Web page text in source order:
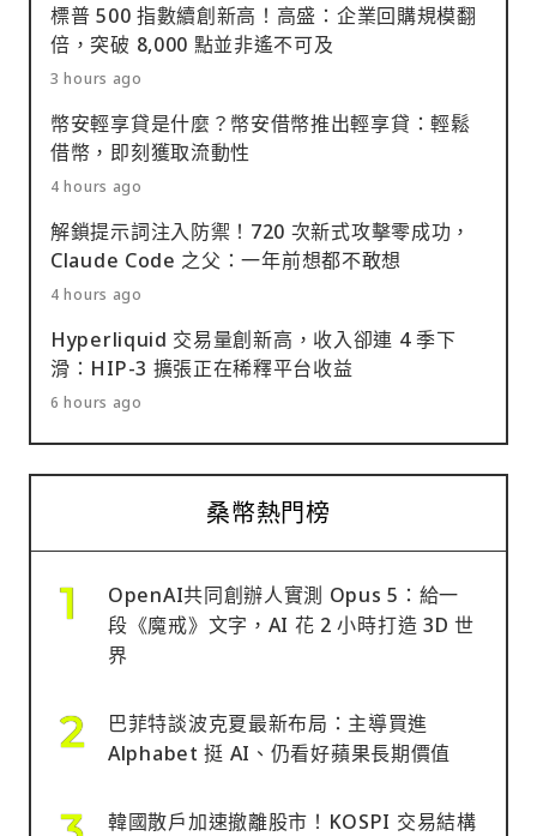
標普 500 指數續創新高！高盛：企業回購規模翻
倍，突破 8,000 點並非遙不可及
3 hours ago
幣安輕享貸是什麼？幣安借幣推出輕享貸：輕鬆
借幣，即刻獲取流動性
4 hours ago
解鎖提示詞注入防禦！720 次新式攻擊零成功，
Claude Code 之父：一年前想都不敢想
4 hours ago
Hyperliquid 交易量創新高，收入卻連 4 季下
滑：HIP-3 擴張正在稀釋平台收益
6 hours ago
桑幣熱門榜
OpenAI共同創辦人實測 Opus 5：給一
段《魔戒》文字，AI 花 2 小時打造 3D 世
界
巴菲特談波克夏最新布局：主導買進
Alphabet 挺 AI、仍看好蘋果長期價值
韓國散戶加速撤離股市！KOSPI 交易結構